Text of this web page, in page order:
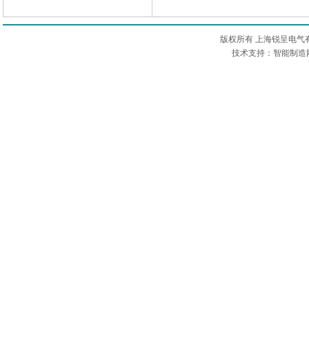
版权所有 上海锐呈电气
技术支持：智能制造